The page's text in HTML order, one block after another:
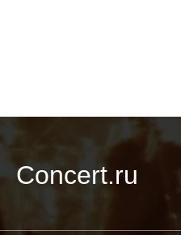
Concert.ru